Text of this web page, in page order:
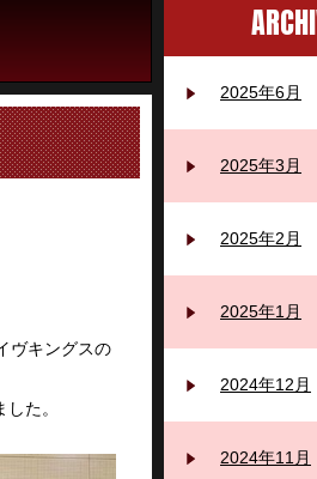
ヴキングスの
た。
2025年6月
2025年3月
2025年2月
2025年1月
2024年12月
2024年11月